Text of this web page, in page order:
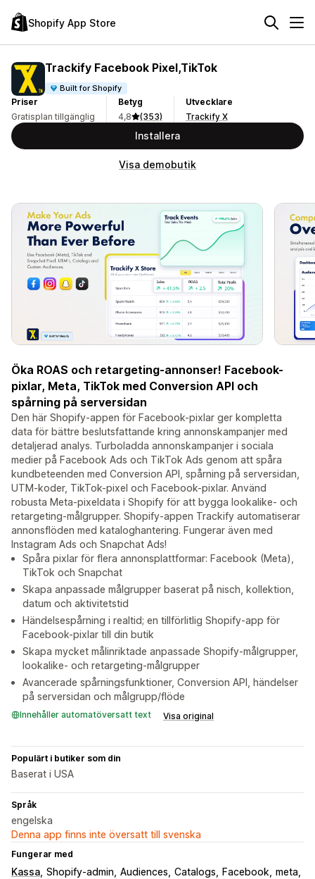
Shopify App Store
Trackify Facebook Pixel,TikTok
Built for Shopify
Priser
Gratisplan tillgänglig
Betyg
4,8
(353)
Utvecklare
Trackify X
Installera
Visa demobutik
Öka ROAS och retargeting-annonser! Facebook-
pixlar, Meta, TikTok med Conversion API och
spårning på serversidan
Den här Shopify-appen för Facebook-pixlar ger kompletta
data för bättre beslutsfattande kring annonskampanjer med
detaljerad analys. Turboladda annonskampanjer i sociala
medier på Facebook Ads och TikTok Ads genom att spåra
kundbeteenden med Conversion API, spårning på serversidan,
UTM-koder, TikTok-pixel och Facebook-pixlar. Använd
robusta Meta-pixeldata i Shopify för att bygga lookalike- och
retargeting-målgrupper. Shopify-appen Trackify automatiserar
annonsflöden med kataloghantering. Fungerar även med
Instagram Ads och Snapchat Ads!
Spåra pixlar för flera annonsplattformar: Facebook (Meta),
TikTok och Snapchat
Skapa anpassade målgrupper baserat på nisch, kollektion,
datum och aktivitetstid
Händelsespårning i realtid; en tillförlitlig Shopify-app för
Facebook-pixlar till din butik
Skapa mycket målinriktade anpassade Shopify-målgrupper,
lookalike- och retargeting-målgrupper
Avancerade spårningsfunktioner, Conversion API, händelser
på serversidan och målgrupp/flöde
Innehåller automatöversatt text Visa original
Populärt i butiker som din
Baserat i USA
Språk
engelska
Denna app finns inte översatt till svenska
Fungerar med
Kassa Shopify-admin Audiences Catalogs Facebook meta